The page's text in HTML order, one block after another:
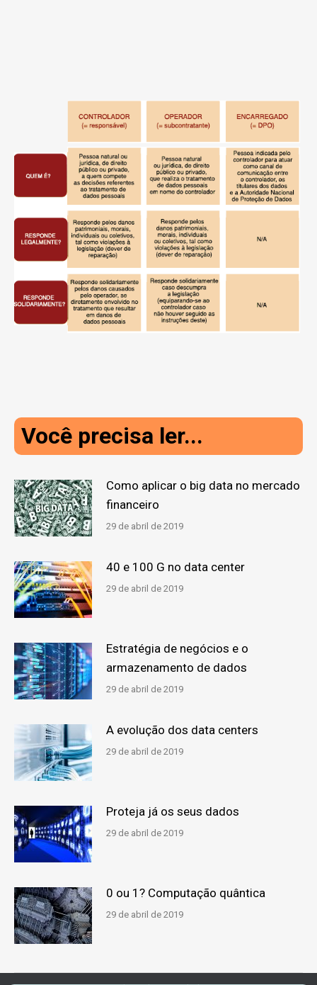
Você precisa ler...
Como aplicar o big data no mercado
financeiro
29 de abril de 2019
40 e 100 G no data center
29 de abril de 2019
Estratégia de negócios e o
armazenamento de dados
29 de abril de 2019
A evolução dos data centers
29 de abril de 2019
Proteja já os seus dados
29 de abril de 2019
0 ou 1? Computação quântica
29 de abril de 2019